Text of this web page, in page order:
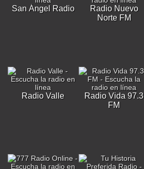
San Ángel Radio
Radio Nuevo
Norte FM
Radio Valle
Radio Vida 97.3
FM